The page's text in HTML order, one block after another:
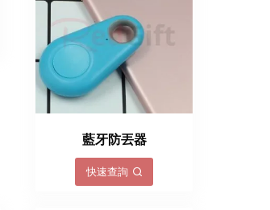
藍牙防丟器
快速查詢